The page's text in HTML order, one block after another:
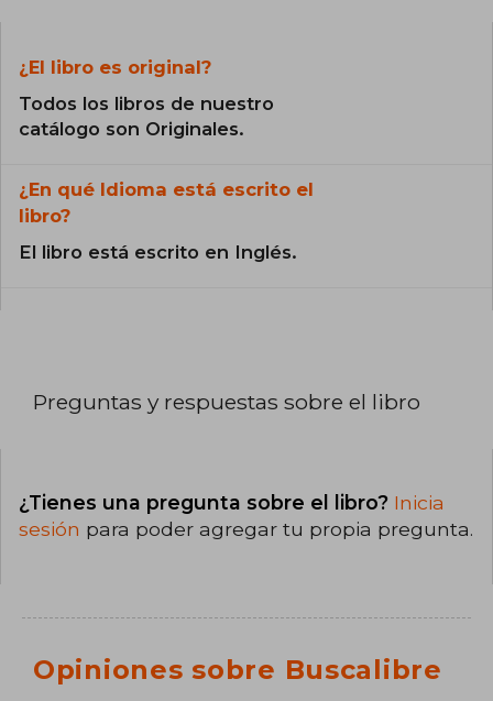
¿El libro es original?
Todos los libros de nuestro
catálogo son Originales.
¿En qué Idioma está escrito el
libro?
El libro está escrito en Inglés.
Preguntas y respuestas sobre el libro
¿Tienes una pregunta sobre el libro? Inicia
sesión para poder agregar tu propia pregunta.
Opiniones sobre Buscalibre